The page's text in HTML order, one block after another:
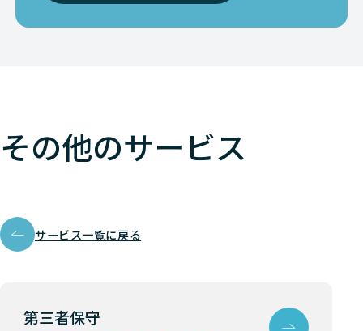
その他のサービス
サービス一覧に戻る
第三者保守